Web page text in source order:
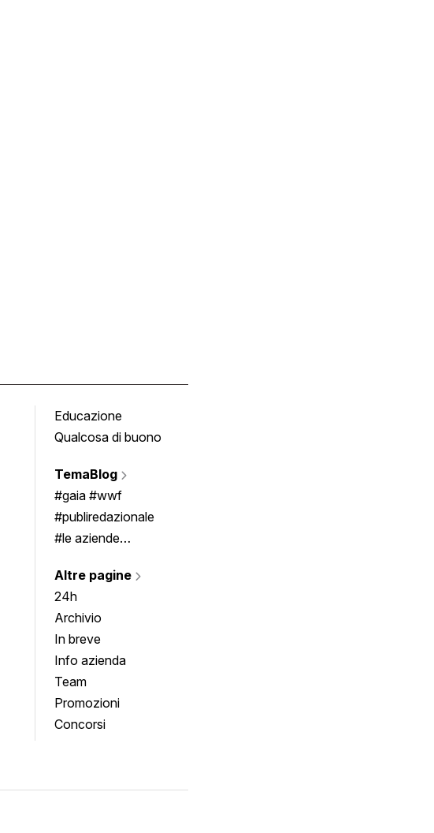
Educazione
Qualcosa di buono
TemaBlog
#gaia #wwf
#publiredazionale
#le aziende
Altre pagine
24h
Archivio
In breve
Info azienda
Team
Promozioni
Concorsi